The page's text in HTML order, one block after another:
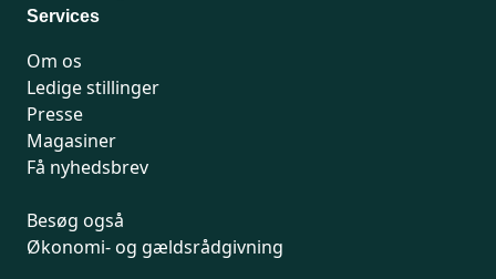
Services
Om os
Ledige stillinger
Presse
Magasiner
Få nyhedsbrev
Besøg også
Økonomi- og gældsrådgivning